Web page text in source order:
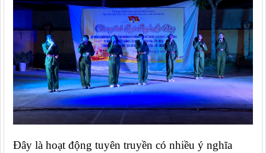
Đây là hoạt động tuyên truyền có nhiều ý nghĩa